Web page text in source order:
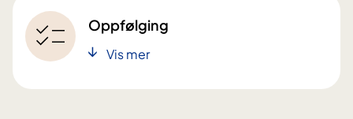
Oppfølging
Vis mer